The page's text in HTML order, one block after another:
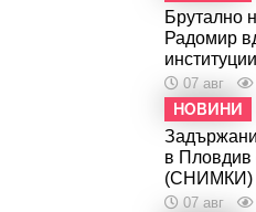
Брутално
Радомир
07 авг
НОВИНИ
в Пловдив
(СНИМКИ)
07 авг